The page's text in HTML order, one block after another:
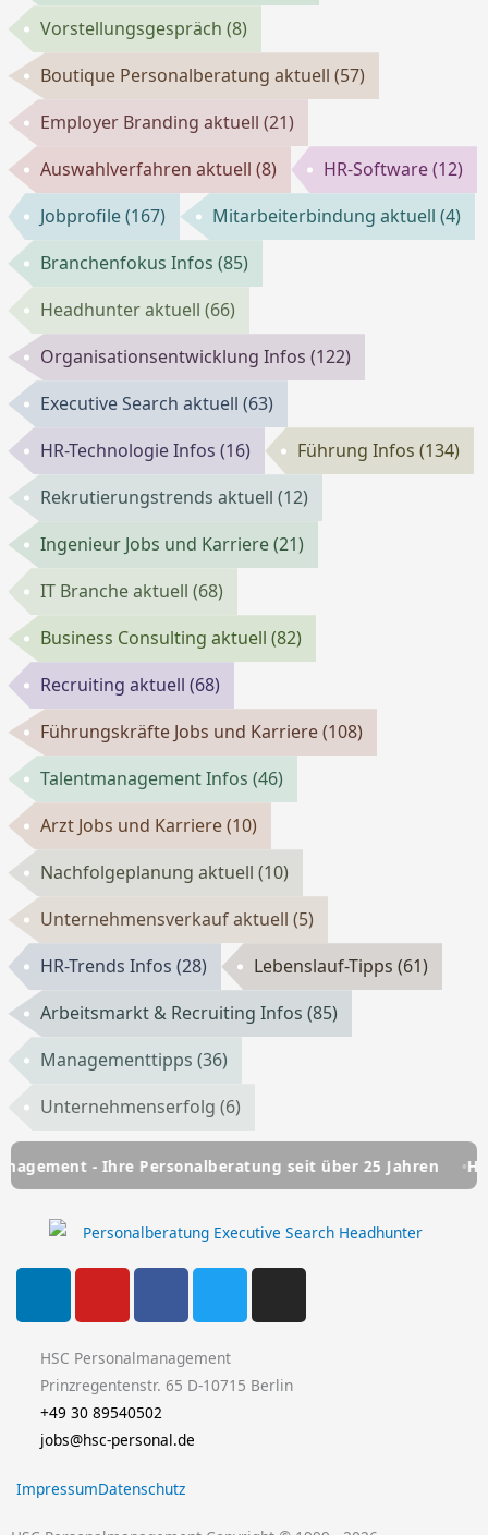
Vorstellungsgespräch(8)
Boutique Personalberatung aktuell(57)
Employer Branding aktuell(21)
Auswahlverfahren aktuell(8) HR-Software(12)
Jobprofile(167) Mitarbeiterbindung aktuell(4)
Branchenfokus Infos(85)
Headhunter aktuell(66)
Organisationsentwicklung Infos(122)
Executive Search aktuell(63)
HR-Technologie Infos(16) Führung Infos(134)
Rekrutierungstrends aktuell(12)
Ingenieur Jobs und Karriere(21)
IT Branche aktuell(68)
Business Consulting aktuell(82)
Recruiting aktuell(68)
Führungskräfte Jobs und Karriere(108)
Talentmanagement Infos(46)
Arzt Jobs und Karriere(10)
Nachfolgeplanung aktuell(10)
Unternehmensverkauf aktuell(5)
HR-Trends Infos(28) Lebenslauf-Tipps(61)
Arbeitsmarkt & Recruiting Infos(85)
Managementtipps(36)
Unternehmenserfolg(6)
- Ihre Personalberatung seit über 25 Jahren HSC
L
n
k
e
d
i
Y
u
t
u
b
e
F
c
e
b
o
o
-
f
T
i
t
t
I
s
a
HSC Personalmanagement
Prinzregentenstr. 65 D-10715 Berlin
+49 30 89540502
jobs@hsc-personal.de
ImpressumDatenschutz